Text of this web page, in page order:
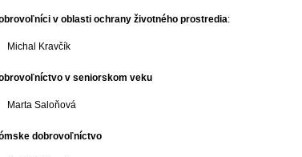
v oblasti ochrany životného prostredia:
Michal Kravčík
v seniorskom veku
Marta Saloňová
dobrovoľníctvo